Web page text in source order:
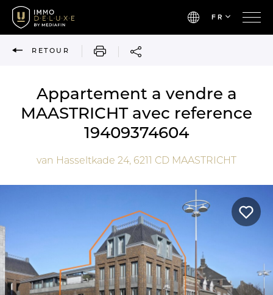
FR
RETOUR IMPRIMER
Appartement a vendre a
MAASTRICHT avec reference
19409374604
van Hasseltkade 24, 6211 CD MAASTRICHT